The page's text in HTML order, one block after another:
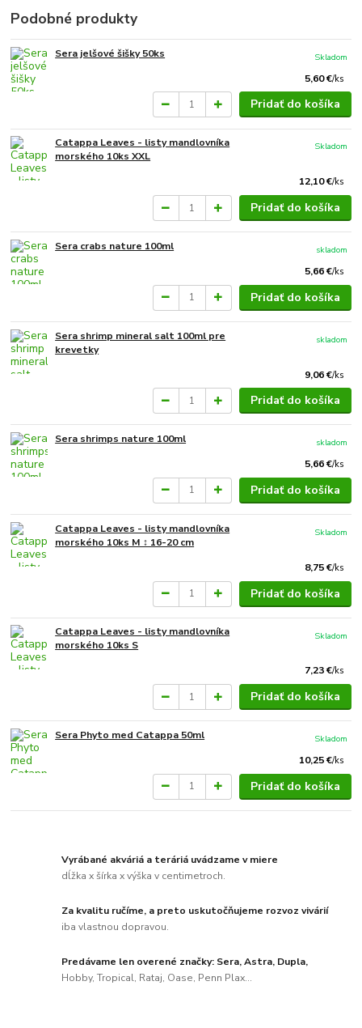
Podobné produkty
Sera jelšové šišky 50ks
5,60 €/ks
Skladom
Pridať do košíka
Catappa Leaves - listy mandlovníka
morského 10ks XXL
12,10 €/ks
Skladom
Pridať do košíka
Sera crabs nature 100ml
5,66 €/ks
skladom
Pridať do košíka
Sera shrimp mineral salt 100ml pre
krevetky
9,06 €/ks
skladom
Pridať do košíka
Sera shrimps nature 100ml
5,66 €/ks
skladom
Pridať do košíka
Catappa Leaves - listy mandlovníka
morského 10ks M ↕ 16-20 cm
8,75 €/ks
Skladom
Pridať do košíka
Catappa Leaves - listy mandlovníka
morského 10ks S
7,23 €/ks
Skladom
Pridať do košíka
Sera Phyto med Catappa 50ml
10,25 €/ks
Skladom
Pridať do košíka
Vyrábané akváriá a teráriá uvádzame v miere
dĺžka x šírka x výška v centimetroch.
Za kvalitu ručíme, a preto uskutočňujeme rozvoz vivárií
iba vlastnou dopravou.
Predávame len overené značky: Sera, Astra, Dupla,
Hobby, Tropical, Rataj, Oase, Penn Plax...